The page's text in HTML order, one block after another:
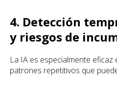
4. Detección
y riesgos de
La IA es especialmente
patrones repetitivos que